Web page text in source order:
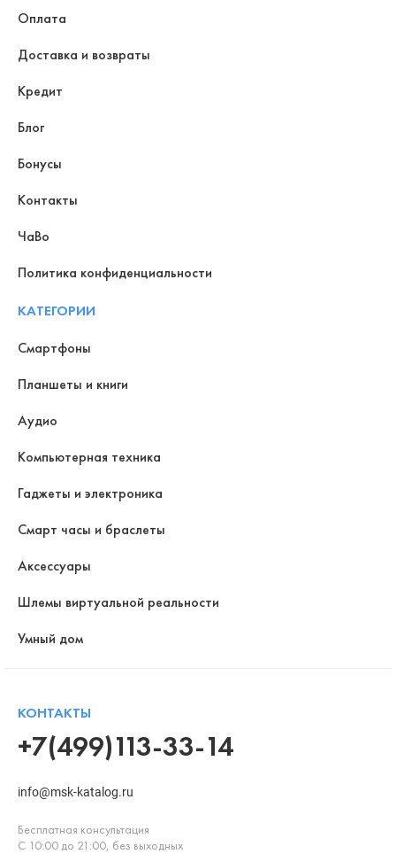
Оплата
Доставка и возвраты
Кредит
Блог
Бонусы
Контакты
ЧаВо
Политика конфиденциальности
КАТЕГОРИИ
Смартфоны
Планшеты и книги
Аудио
Компьютерная техника
Гаджеты и электроника
Смарт часы и браслеты
Аксессуары
Шлемы виртуальной реальности
Умный дом
КОНТАКТЫ
+7(499)113-33-14
info@msk-katalog.ru
Бесплатная консультация
С 10:00 до 21:00, без выходных